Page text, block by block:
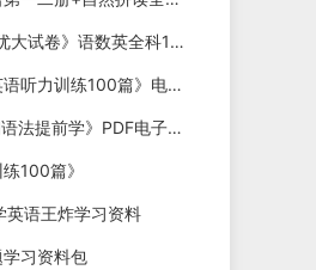
2026春《学霸提优大试卷》语数英全科1-6年级下册PDF电子版下载
星火英语《小学英语听力训练100篇》电子版下载
《漫画200问小初语法提前学》PDF电子版下载
100篇》
英语王炸学习资料
习资料包